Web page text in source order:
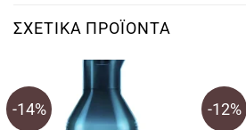
ΣΧΕΤΙΚΆ ΠΡΟΪΌΝΤΑ
-14% -12%